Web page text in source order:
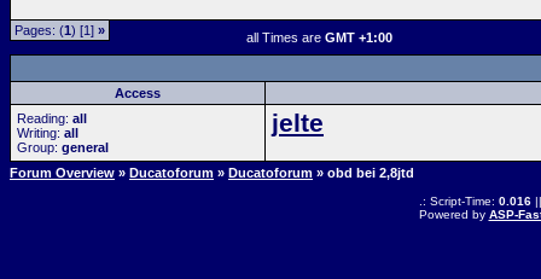
Pages: (1) [1] » all Times are GMT +1:00
Access
Reading: all
Writing: all
Group: general
jelte
Forum Overview » Ducatoforum » Ducatoforum » obd bei 2,8jtd
.: Script-Time: 0.016||
Powered by ASP-